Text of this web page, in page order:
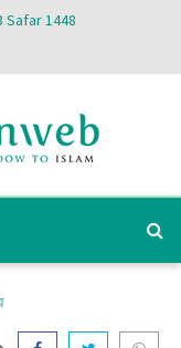
Safar 1448